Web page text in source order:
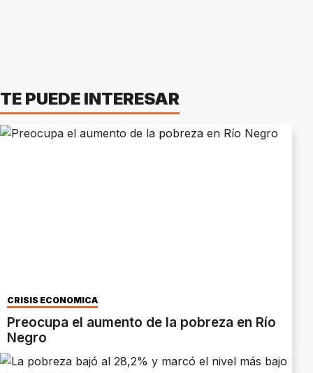
TE PUEDE INTERESAR
CRISIS ECONÓMICA
Preocupa el aumento de la pobreza en Río
Negro